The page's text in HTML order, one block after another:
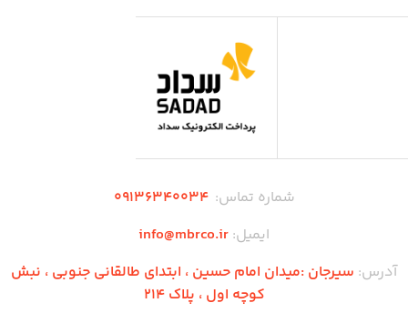
شماره تماس:۰۹136340034
ایمیل: info@mbrco.ir
آدرس: سیرجان :میدان امام حسین ، ابتدای طالقانی جنوبی ، نبش
کوچه اول ، پلاک 214